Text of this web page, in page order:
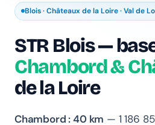
Blois · Châteaux de la Loire · Val de
STR Blois —
Chambord &
de la Loire
Chambord : 40 km — 1 186